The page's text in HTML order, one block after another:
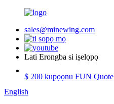
sales@minewing.com
Lati Erongba si iṣelọpọ
$ 200 kupọọnu FUN Quote
English